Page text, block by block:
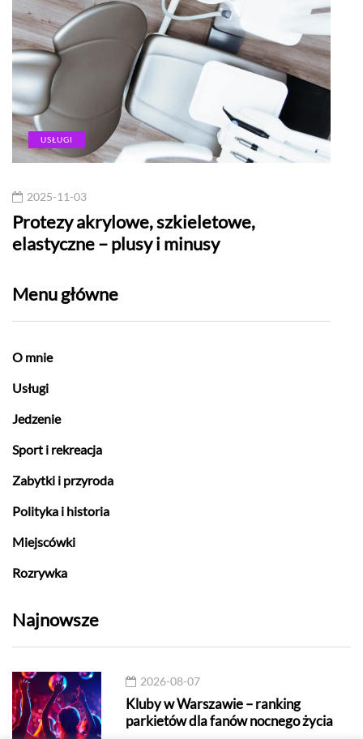
USŁUGI
2025-11-03
Protezy akrylowe, szkieletowe,
elastyczne – plusy i minusy
Menu główne
O mnie
Usługi
Jedzenie
Sport i rekreacja
Zabytki i przyroda
Polityka i historia
Miejscówki
Rozrywka
Najnowsze
2026-08-07
Kluby w Warszawie – ranking
parkietów dla fanów nocnego życia